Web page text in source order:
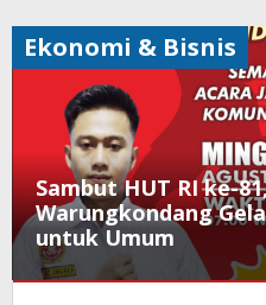
Sambut HUT RI ke-
Warungkondang
untuk Umum
Ekonomi & Bisnis